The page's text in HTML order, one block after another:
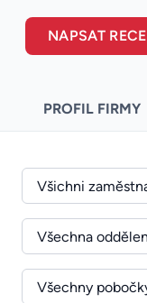
NAPSAT
PROFIL FIRMY